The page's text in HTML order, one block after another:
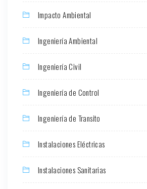
Impacto Ambiental
Ingeniería Ambiental
Ingeniería Civil
Ingeniería de Control
Ingeniería de Transito
Instalaciones Eléctricas
Instalaciones Sanitarias